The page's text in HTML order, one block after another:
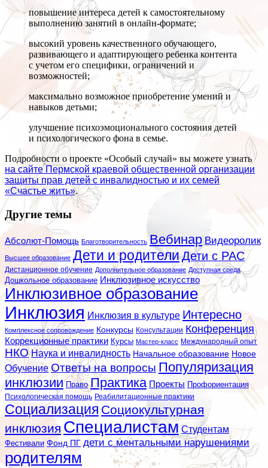
повышение интереса детей к самостоятельному
выполнению занятий в онлайн-формате;
высокий уровень качественного обучающего,
развивающего и адаптирующего ребенка контента
с учетом его специфики, ограничений и
возможностей;
максимально возможное приобретение умений и
навыков детьми;
улучшение психоэмоционального состояния детей
и психологического фона в семье.
Подробности о проекте «Особый случай» вы можете узнать
на сайте Пермской краевой общественной организации
защиты прав детей с инвалидностью и их семей
«Счастье жить».
Другие темы
Абсолют-Помощь Благотворительность Вебинар Видеоролик
Высшее образование Дети и родителиДети с РАС
Дистанционное обучение Дополнительное образование Доступная среда
Дошкольное образование Инклюзивное искусство
Инклюзивное образование
Инклюзия Инклюзия в культуре Интересно
Комплексное сопровождение Конкурсы Консультации Конференция
Коррекционные практики Курсы Мастер-класс Международный опыт
НКО Наука и инвалидность Начальное образование Новое
Обучение Ответы на вопросы Популяризация
инклюзии
Право Практика Проекты Профориентация
Психологическая помощь Реабилитационные практики
Социализация Социокультурная
инклюзия Специалистам Студентам
Фестивали Фонд ПГ дети с ментальными нарушениями
родителям